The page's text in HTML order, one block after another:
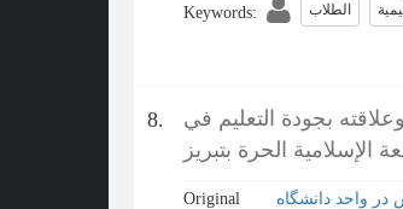
Keywords: الطلاب
8.
بجودة التعليم في
الإسلامية الحرة بتبریز
Original
واحد دانشگاه